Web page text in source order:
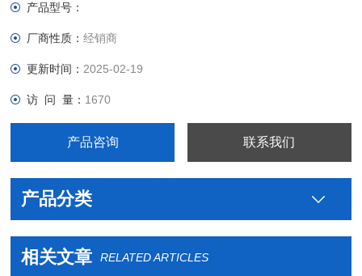
产品型号：
厂商性质：经销商
更新时间： 2025-02-19
访 问 量： 1670
产品咨询 联系我们
产品分类
相关文章 RELATED ARTICLES